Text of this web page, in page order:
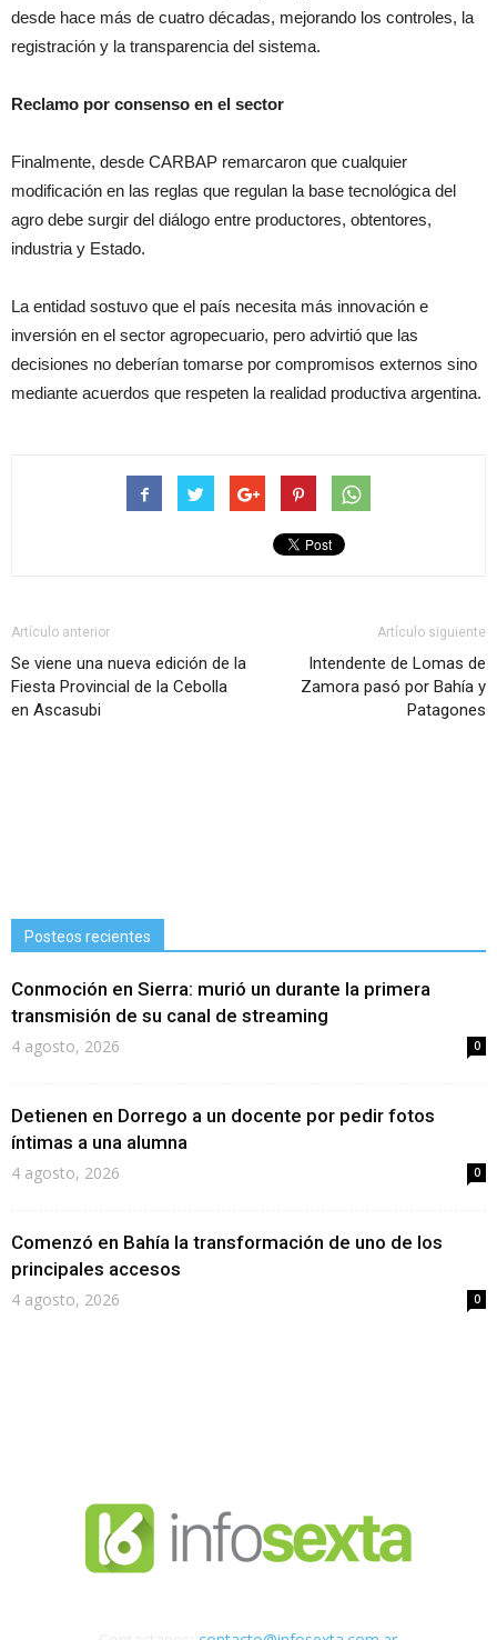
desde hace más de cuatro décadas, mejorando los controles, la
registración y la transparencia del sistema.
Reclamo por consenso en el sector
Finalmente, desde CARBAP remarcaron que cualquier
modificación en las reglas que regulan la base tecnológica del
agro debe surgir del diálogo entre productores, obtentores,
industria y Estado.
La entidad sostuvo que el país necesita más innovación e
inversión en el sector agropecuario, pero advirtió que las
decisiones no deberían tomarse por compromisos externos sino
mediante acuerdos que respeten la realidad productiva argentina.
Artículo anterior
Se viene una nueva edición de la
Fiesta Provincial de la Cebolla
en Ascasubi
Artículo siguiente
Intendente de Lomas de
Zamora pasó por Bahía y
Patagones
Posteos recientes
Conmoción en Sierra: murió un durante la primera
transmisión de su canal de streaming
4 agosto, 2026 0
Detienen en Dorrego a un docente por pedir fotos
íntimas a una alumna
4 agosto, 2026 0
Comenzó en Bahía la transformación de uno de los
principales accesos
4 agosto, 2026 0